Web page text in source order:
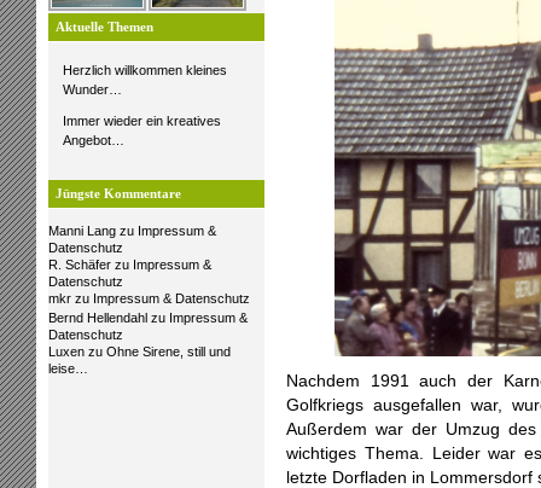
Aktuelle Themen
Herzlich willkommen kleines
Wunder…
Immer wieder ein kreatives
Angebot…
Jüngste Kommentare
Manni Lang zu Impressum &
Datenschutz
R. Schäfer zu Impressum &
Datenschutz
mkr zu Impressum & Datenschutz
Bernd Hellendahl zu Impressum &
Datenschutz
Luxen zu Ohne Sirene, still und
leise…
Nachdem 1991 auch der
Golfkriegs ausgefallen war,
Außerdem war der Umzug
wichtiges Thema. Leider war
letzte Dorfladen in Lommersdorf